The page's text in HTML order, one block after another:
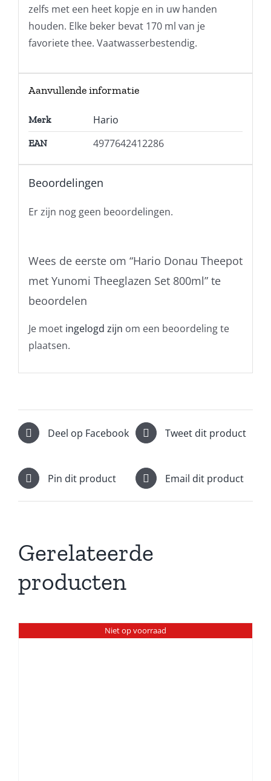
zelfs met een heet kopje en in uw handen
houden. Elke beker bevat 170 ml van je
favoriete thee. Vaatwasserbestendig.
Aanvullende informatie
Merk Hario
EAN 4977642412286
Beoordelingen
Er zijn nog geen beoordelingen.
Wees de eerste om “Hario Donau Theepot
met Yunomi Theeglazen Set 800ml” te
beoordelen
Je moet ingelogd zijn om een beoordeling te
plaatsen.
Deel op Facebook Tweet dit product
Pin dit product Email dit product
Gerelateerde
producten
Niet op voorraad